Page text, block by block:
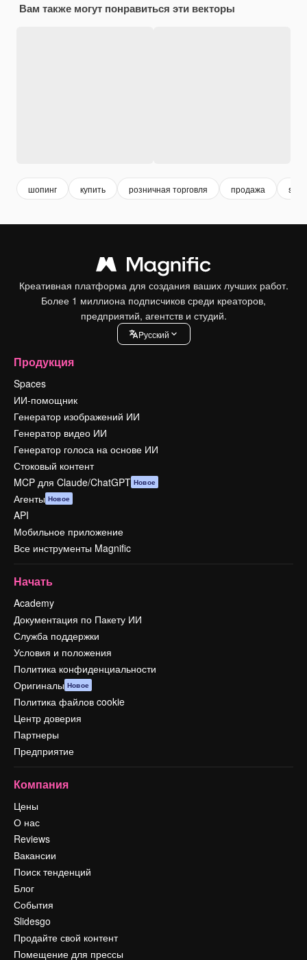
Вам также могут понравиться эти векторы
шопинг купить розничная торговля продажа sale
Креативная платформа для создания ваших лучших работ.
Более 1 миллиона подписчиков среди креаторов,
предприятий, агентств и студий.
Pусский
Продукция
Spaces
ИИ-помощник
Генератор изображений ИИ
Генератор видео ИИ
Генератор голоса на основе ИИ
Стоковый контент
MCP для Claude/ChatGPT Новое
Агенты Новое
API
Мобильное приложение
Все инструменты Magnific
Начать
Academy
Документация по Пакету ИИ
Служба поддержки
Условия и положения
Политика конфиденциальности
Оригиналы Новое
Политика файлов cookie
Центр доверия
Партнеры
Предприятие
Компания
Цены
О нас
Reviews
Вакансии
Поиск тенденций
Блог
События
Slidesgo
Продайте свой контент
Помещение для прессы